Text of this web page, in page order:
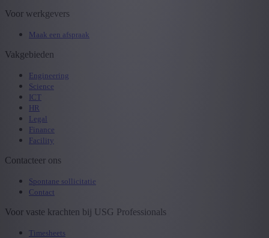
Voor werkgevers
Maak een afspraak
Vakgebieden
Engineering
Science
ICT
HR
Legal
Finance
Facility
Contacteer ons
Spontane sollicitatie
Contact
Voor vaste krachten bij USG Professionals
Timesheets